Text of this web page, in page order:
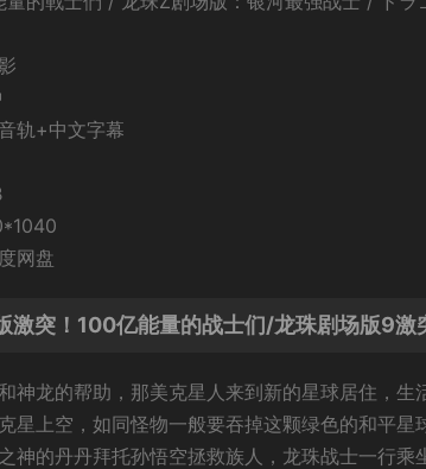
轨+中文字幕
网盘
激突！100亿能量的战士们/龙珠剧场版9
神龙的帮助，那美克星人来到新的星球居住，
星上空，如同怪物一般要吞掉这颗绿色的和平
神的丹丹拜托孙悟空拯救族人，龙珠战士一行